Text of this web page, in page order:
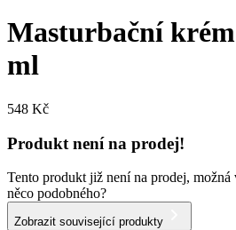
of
Masturbační
ml
548 Kč
Produkt není na prodej!
Tento produkt již není na prodej, možná
něco podobného?
Zobrazit související produkty